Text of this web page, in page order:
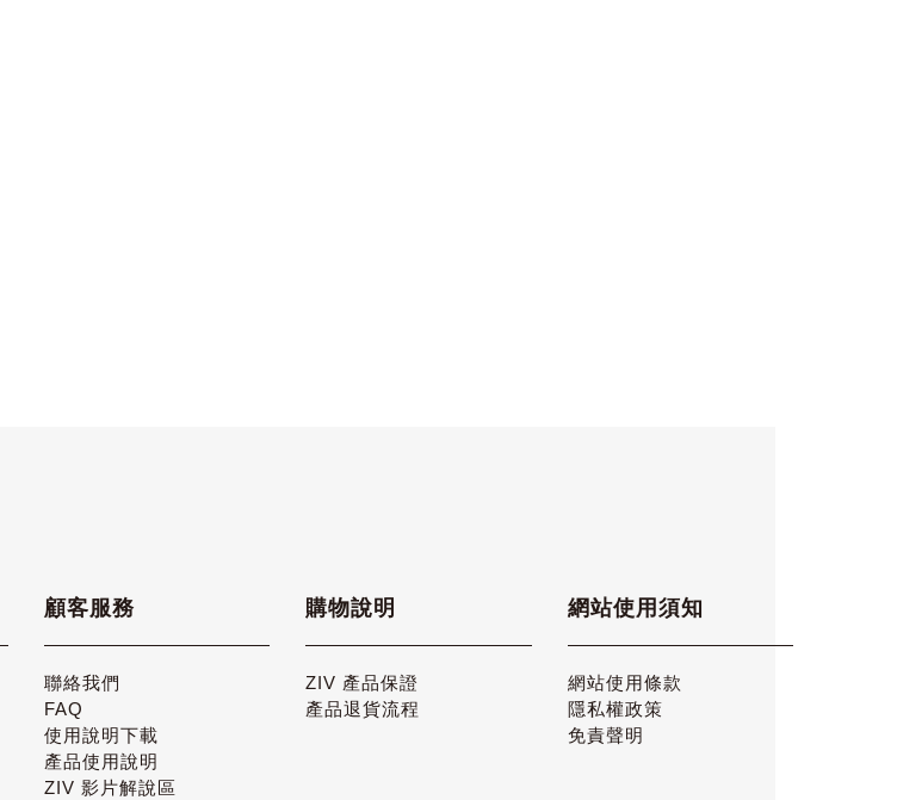
顧客服務
聯絡我們
FAQ
使用說明下載
產品使用說明
ZIV 影片解說區
購物說明
ZIV 產品保證
產品退貨流程
網站使用須知
網站使用條款
隱私權政策
免責聲明